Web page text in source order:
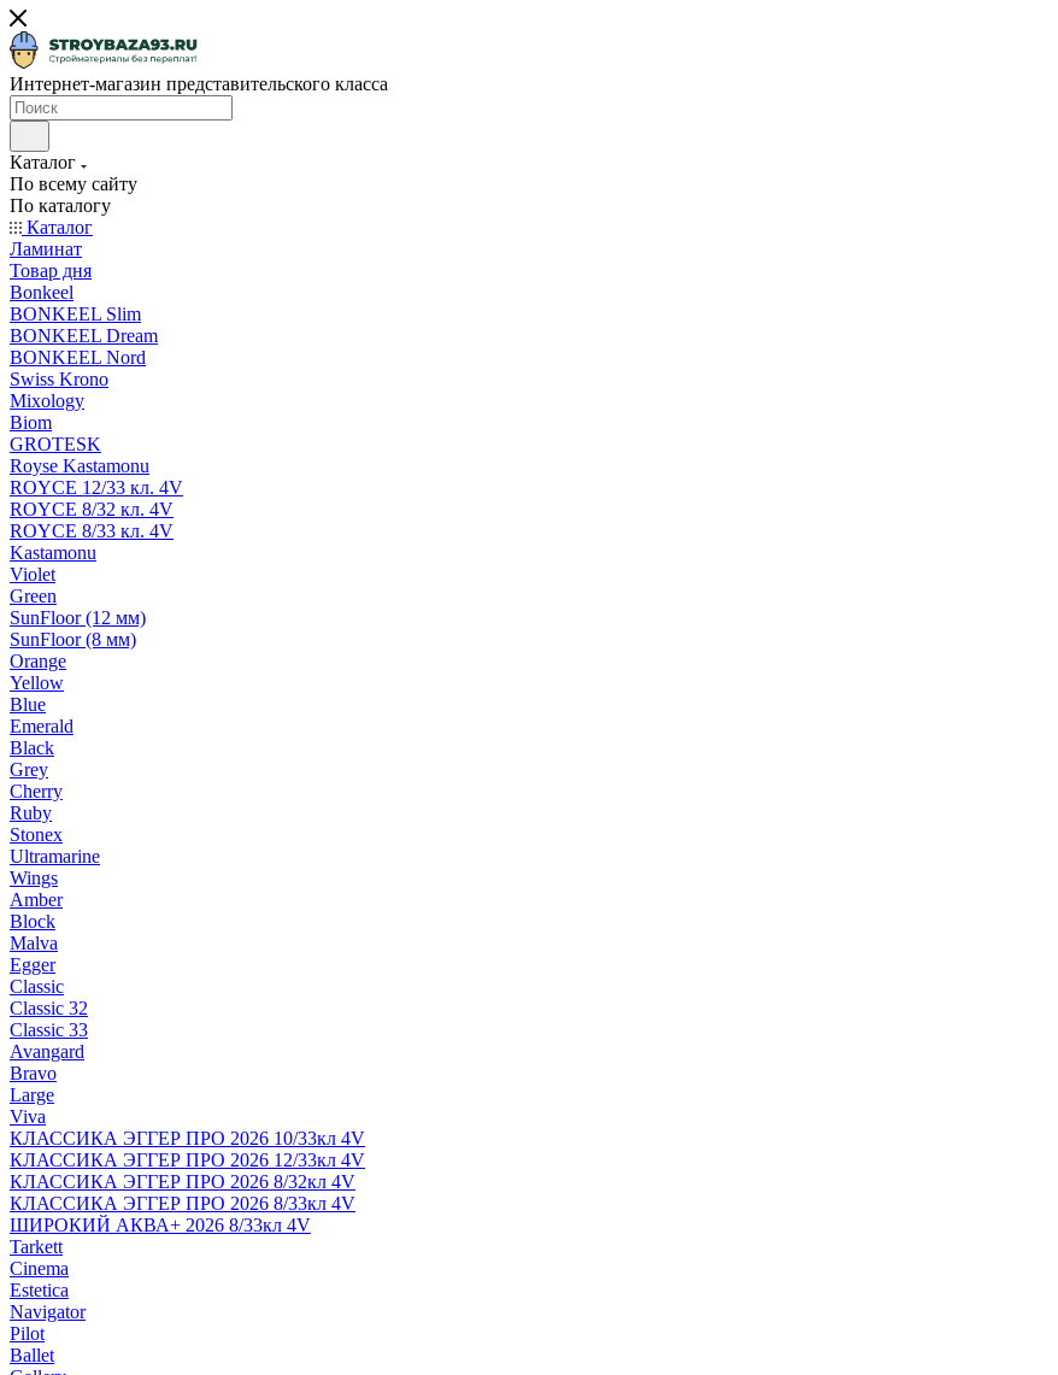
Интернет-магазин представительского класса
Каталог
По всему сайту
По каталогу
Каталог
Ламинат
Товар дня
Bonkeel
BONKEEL Slim
BONKEEL Dream
BONKEEL Nord
Swiss Krono
Mixology
Biom
GROTESK
Royse Kastamonu
ROYCE 12/33 кл. 4V
ROYCE 8/32 кл. 4V
ROYCE 8/33 кл. 4V
Kastamonu
Violet
Green
SunFloor (12 мм)
SunFloor (8 мм)
Orange
Yellow
Blue
Emerald
Black
Grey
Cherry
Ruby
Stonex
Ultramarine
Wings
Amber
Block
Malva
Egger
Classic
Classic 32
Classic 33
Avangard
Bravo
Large
Viva
КЛАССИКА ЭГГЕР ПРО 2026 10/33кл 4V
КЛАССИКА ЭГГЕР ПРО 2026 12/33кл 4V
КЛАССИКА ЭГГЕР ПРО 2026 8/32кл 4V
КЛАССИКА ЭГГЕР ПРО 2026 8/33кл 4V
ШИРОКИЙ АКВА+ 2026 8/33кл 4V
Tarkett
Cinema
Estetica
Navigator
Pilot
Ballet